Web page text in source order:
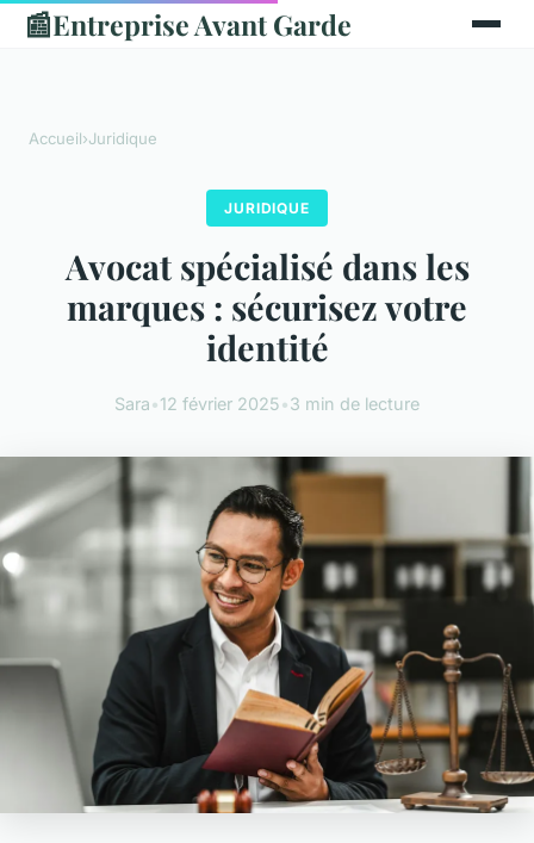
📰Entreprise Avant Garde
Accueil›Juridique
JURIDIQUE
Avocat spécialisé dans les
marques : sécurisez votre
identité
Sara•12 février 2025•3 min de lecture